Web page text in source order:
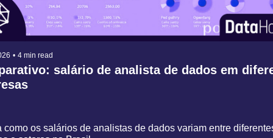
• 4 min read
salário de analista de dados em
como os salários de analistas de dados variam entre